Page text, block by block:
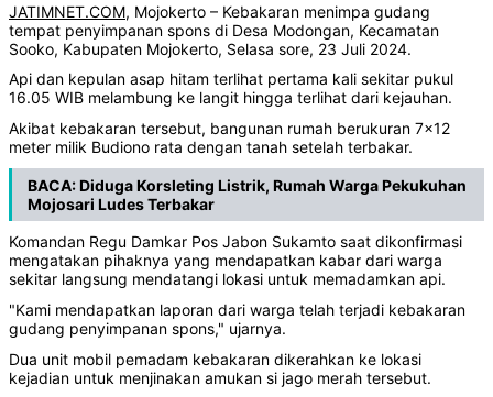
JATIMNET.COM, Mojokerto – Kebakaran menimpa gudang
tempat penyimpanan spons di Desa Modongan, Kecamatan
Sooko, Kabupaten Mojokerto, Selasa sore, 23 Juli 2024.
Api dan kepulan asap hitam terlihat pertama kali sekitar pukul
16.05 WIB melambung ke langit hingga terlihat dari kejauhan.
Akibat kebakaran tersebut, bangunan rumah berukuran 7x12
meter milik Budiono rata dengan tanah setelah terbakar.
BACA:Diduga Korsleting Listrik, Rumah Warga Pekukuhan
Mojosari Ludes Terbakar
Komandan Regu Damkar Pos Jabon Sukamto saat dikonfirmasi
mengatakan pihaknya yang mendapatkan kabar dari warga
sekitar langsung mendatangi lokasi untuk memadamkan api.
"Kami mendapatkan laporan dari warga telah terjadi kebakaran
gudang penyimpanan spons," ujarnya.
Dua unit mobil pemadam kebakaran dikerahkan ke lokasi
kejadian untuk menjinakan amukan si jago merah tersebut.